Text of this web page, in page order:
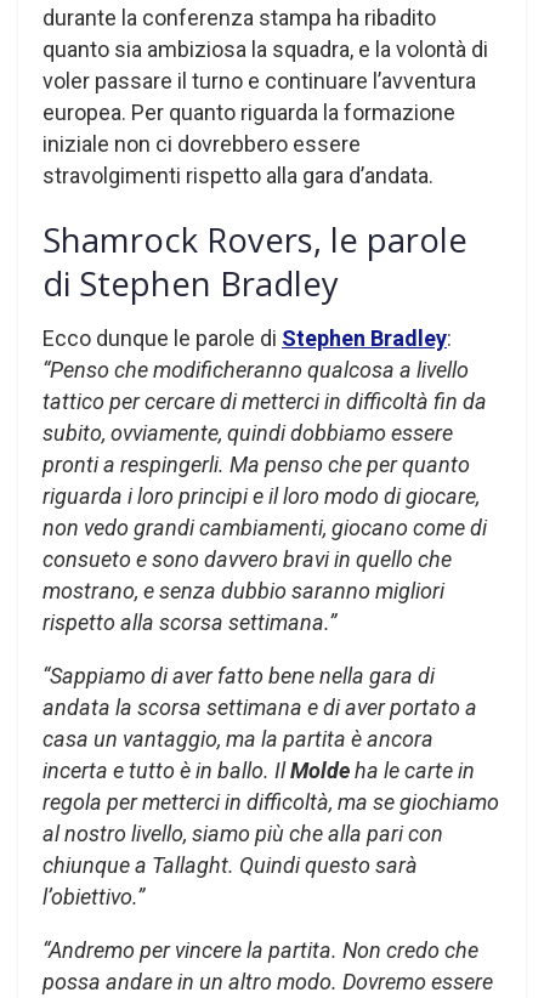
durante la conferenza stampa ha ribadito
quanto sia ambiziosa la squadra, e la volontà di
voler passare il turno e continuare l’avventura
europea. Per quanto riguarda la formazione
iniziale non ci dovrebbero essere
stravolgimenti rispetto alla gara d’andata.
Shamrock Rovers, le parole
di Stephen Bradley
Ecco dunque le parole di Stephen Bradley:
“Penso che modificheranno qualcosa a livello
tattico per cercare di metterci in difficoltà fin da
subito, ovviamente, quindi dobbiamo essere
pronti a respingerli. Ma penso che per quanto
riguarda i loro principi e il loro modo di giocare,
non vedo grandi cambiamenti, giocano come di
consueto e sono davvero bravi in ​​quello che
mostrano, e senza dubbio saranno migliori
rispetto alla scorsa settimana.”
“Sappiamo di aver fatto bene nella gara di
andata la scorsa settimana e di aver portato a
casa un vantaggio, ma la partita è ancora
incerta e tutto è in ballo. IlMoldeha le carte in
regola per metterci in difficoltà, ma se giochiamo
al nostro livello, siamo più che alla pari con
chiunque a Tallaght. Quindi questo sarà
l’obiettivo.”
“Andremo per vincere la partita. Non credo che
possa andare in un altro modo. Dovremo essere